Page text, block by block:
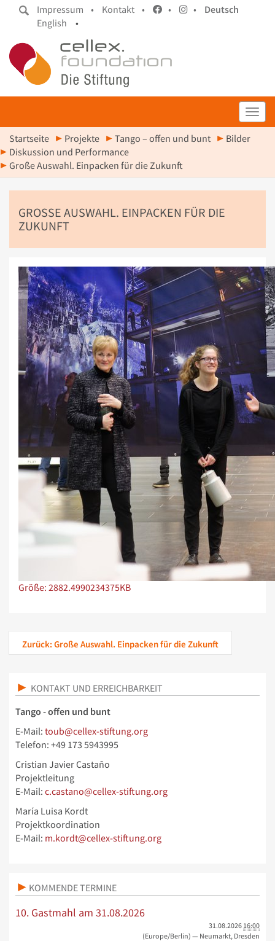
Impressum • Kontakt • • •
Deutsch
English
•
Startseite Projekte Tango – offen und bunt
Bilder
Diskussion und Performance
Große Auswahl. Einpacken für die Zukunft
GROSSE AUSWAHL. EINPACKEN FÜR DIE Z
UKUNFT
Zeige Bild in voller Größe…
Größe: 2882.4990234375KB
Zurück: Große Auswahl. Einpacken für die Zukunft
KONTAKT UND ERREICHBARKEIT
Tango - offen und bunt
E-Mail: toub@cellex-stiftung.org
Telefon: +49 173 5943995
Cristian Javier Castaño
Projektleitung
E-Mail: c.castano@cellex-stiftung.org
María Luisa Kordt
Projektkoordination
E-Mail: m.kordt@cellex-stiftung.org
KOMMENDE TERMINE
10. Gastmahl am 31.08.2026
31.08.2026 16:00
(Europe/Berlin) — Neumarkt, Dresden